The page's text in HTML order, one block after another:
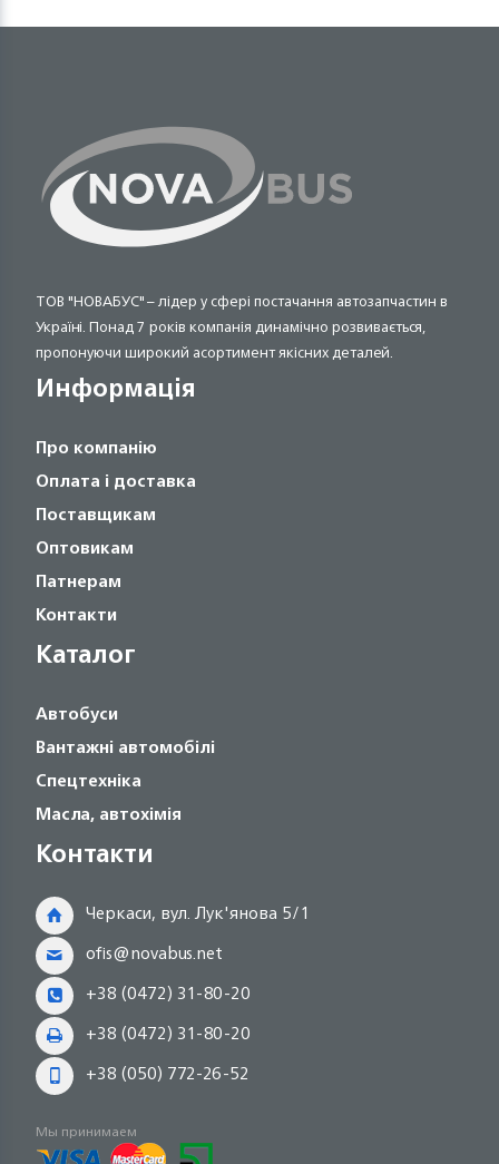
ТОВ "НОВАБУС" – лідер у сфері постачання автозапчастин в
Україні. Понад 7 років компанія динамічно розвивається,
пропонуючи широкий асортимент якісних деталей.
Информація
Про компанію
Оплата і доставка
Поставщикам
Оптовикам
Патнерам
Контакти
Каталог
Автобуси
Вантажні автомобілі
Спецтехніка
Масла, автохімія
Контакти
Черкаси, вул. Лук'янова 5/1
ofis@novabus.net
+38 (0472) 31-80-20
+38 (0472) 31-80-20
+38 (050) 772-26-52
Мы принимаем